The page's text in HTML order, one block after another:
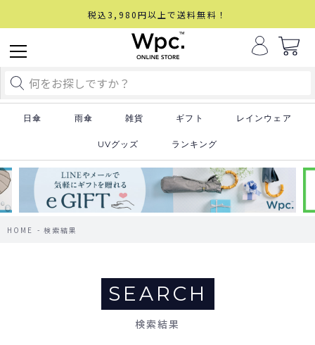
税込3,980円以上で送料無料！
日傘 雨傘 雑貨 ギフト レインウェア
UVグッズ ランキング
HOME 検索結果
SEARCH
検索結果